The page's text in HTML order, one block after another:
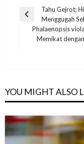
Post
navigation
Previous
Post
Tahu Gejrot:
Menggugah
Next
Phalaenopsis
Memikat
YOU MIGHT ALSO